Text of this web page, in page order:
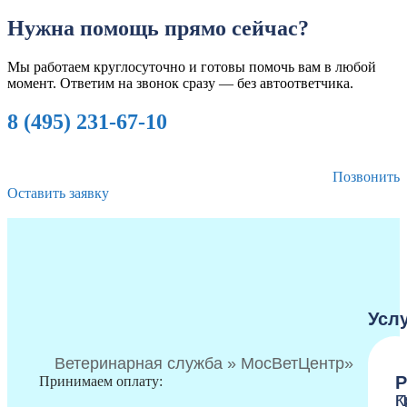
Нужна помощь прямо сейчас?
Мы работаем круглосуточно и готовы помочь вам в любой
момент. Ответим на звонок сразу — без автоответчика.
8 (495) 231-67-10
Позвонить
Оставить заявку
Ветеринарная служба » МосВетЦентр»
Принимаем оплату: